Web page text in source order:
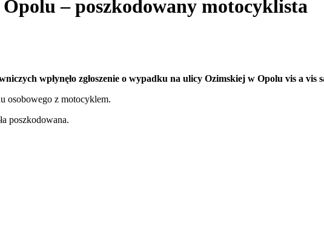
– poszkodowany motocyklista
wpłynęło zgłoszenie o wypadku na ulicy Ozimskiej w Opolu vis a vis
osobowego z motocyklem.
poszkodowana.